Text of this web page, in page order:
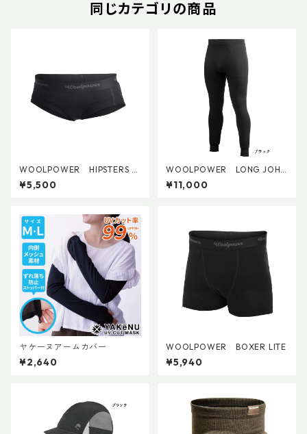
同じカテゴリの商品
WOOLPOWER HIPSTERS LI
TE (W's)
¥5,500
WOOLPOWER LONG JOHN
S 200
¥11,000
ヤケーヌアームカバー
¥2,640
WOOLPOWER BOXER LITE
¥5,940